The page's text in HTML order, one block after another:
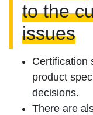
to the
issues
Certification
product
decisions.
There are